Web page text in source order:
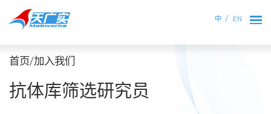
中 EN
首页/加入我们
抗体库筛选研究员